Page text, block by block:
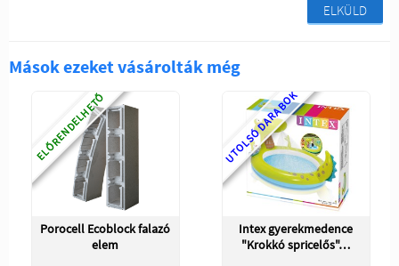
ELKÜLD
Mások ezeket vásárolták még
ELŐRENDELHETŐ
Porocell Ecoblock falazó
elem
UTOLSÓ DARABOK
Intex gyerekmedence
"Krokkó spricelős"…